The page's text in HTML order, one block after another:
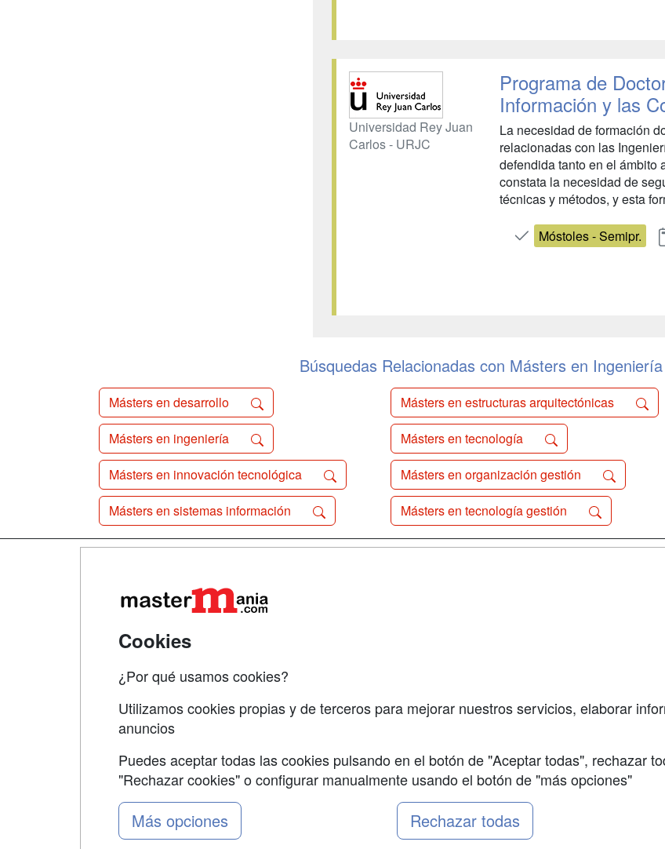
Universidad Rey Juan
Carlos - URJC
Programa de
Información y las
La necesidad de formación
relacionadas con las
defendida tanto en el ámbito
constata la necesidad de
técnicas y métodos, y esta
Móstoles - Semipr.
Búsquedas Relacionadas con Másters en
Másters en desarrollo Másters en estructuras arquitectónicas
Másters en ingeniería
Másters en tecnología
Másters en innovación tecnológica
Másters en organización gestión
Másters en sistemas información
Másters en tecnología gestión
Grupo formazion:
Cookies
¿Por qué usamos cookies?
Utilizamos cookies propias y de terceros para mejorar nuestros servicios, elaborar
anuncios
Puedes aceptar todas las cookies pulsando en el botón de "Aceptar todas", rechazar
"Rechazar cookies" o configurar manualmente usando el botón de "más opciones"
Más opciones Rechazar todas